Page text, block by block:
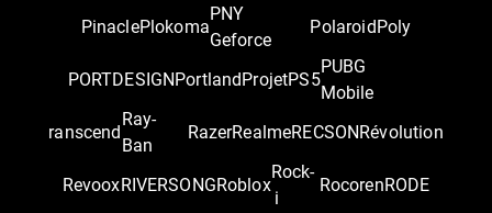
PinaclePlokoma
PNY
Geforce
Polaroid Poly
PORTDESIGN Portland ProjetPS5
PUBG
Mobile
ranscend
Ray-
Ban
RazerRealmeRECSON Révolution
RevooxRIVERSONGRoblox
Rock-
i
RocorenRODE